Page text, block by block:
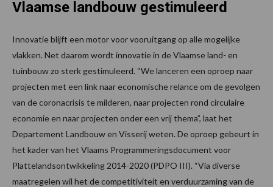
Vlaamse landbouw gestimuleerd
Innovatie blijft een motor voor vooruitgang op alle mogelijke
vlakken. Net daarom wordt innovatie in de Vlaamse land- en
tuinbouw zo sterk gestimuleerd. “We lanceren een oproep naar
projecten met een link naar economische relance om de gevolgen
van de coronacrisis te milderen, naar projecten rond circulaire
economie en naar projecten onder een vrij thema”, laat het
Departement Landbouw en Visserij weten. De oproep gebeurt in
het kader van het Vlaams Programmeringsdocument voor
Plattelandsontwikkeling 2014-2020 (PDPO III). “Via diverse
maatregelen wil het de competitiviteit en verduurzaming van de